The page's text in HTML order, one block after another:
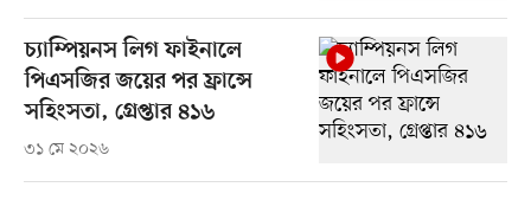
চ্যাম্পিয়নস লিগ ফাইনালে
পিএসজির জয়ের পর ফ্রান্সে
সহিংসতা, গ্রেপ্তার ৪১৬
৩১ মে ২০২৬